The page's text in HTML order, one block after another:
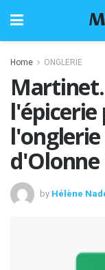
Home ONGLERIE
l'épicerie
l'onglerie
by Hélène